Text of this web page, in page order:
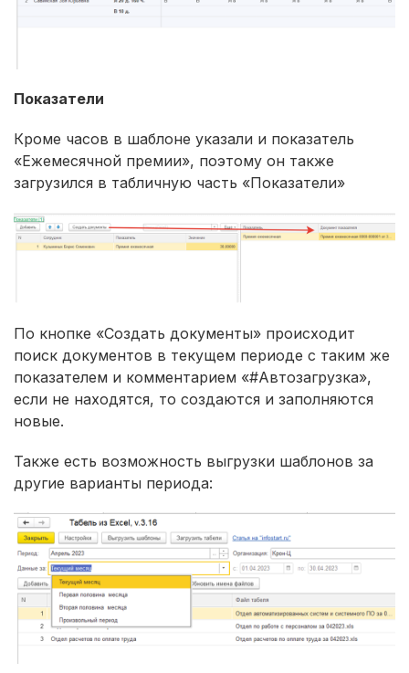
Показатели
Кроме часов в шаблоне указали и показатель
«Ежемесячной премии», поэтому он также
загрузился в табличную часть «Показатели»
По кнопке «Создать документы» происходит
поиск документов в текущем периоде с таким же
показателем и комментарием «#Автозагрузка»,
если не находятся, то создаются и заполняются
новые.
Также есть возможность выгрузки шаблонов за
другие варианты периода: